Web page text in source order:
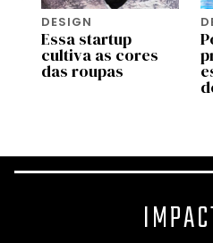
DESIGN
Essa startup
cultiva as cores
das roupas